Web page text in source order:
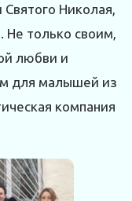
Николая,
только своим,
любви и
для малышей из
компания